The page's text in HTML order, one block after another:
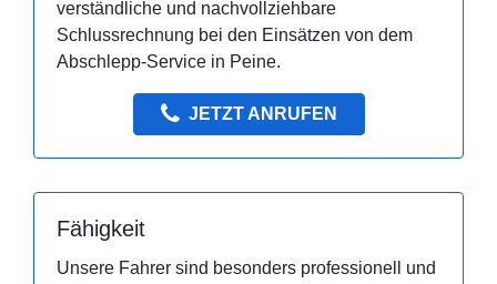
verständliche und nachvollziehbare
Schlussrechnung bei den Einsätzen von dem
Abschlepp-Service in Peine.
JETZT ANRUFEN
Fähigkeit
Unsere Fahrer sind besonders professionell und